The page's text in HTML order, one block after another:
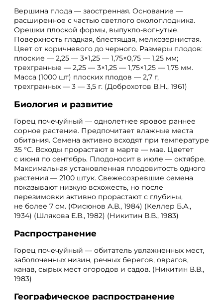
Вершина плода — заостренная. Основание —
расширенное с частью светлого околоплодника.
Орешки плоской формы, выпукло-вогнутые.
Поверхность гладкая, блестящая, мелкозернистая.
Цвет от коричневого до черного. Размеры плодов:
плоские — 2,25 — 3×1,25 — 1,75×0,75 — 1,25 мм;
трехгранные — 2,25 — 3×1,25 — 1,75×1,25 — 1,75 мм.
Масса (1000 шт) плоских плодов — 2,7 г,
трехгранных — 3 — 3,5 г. (Доброхотов В.Н., 1961)
Биология и развитие
Горец почечуйный — однолетнее яровое раннее
сорное растение. Предпочитает влажные места
обитания. Семена активно всходят при температуре
35 °C. Всходы прорастают в марте — мае. Цветет
с июня по сентябрь. Плодоносит в июле — октябре.
Максимальная установленная плодовитость одного
растения — 2100 штук. Свежесозревшие семена
показывают низкую всхожесть, но после
перезимовки активно прорастают с глубины,
не более 7 см. (Фисюнов А.В., 1984) (Келлер Б.А.,
1934) (Шлякова Е.В., 1982) (Никитин В.В., 1983)
Распространение
Горец почечуйный — обитатель увлажненных мест,
заболоченных низин, речных берегов, оврагов,
канав, сырых мест огородов и садов. (Никитин В.В.,
1983)
Географическое распространение